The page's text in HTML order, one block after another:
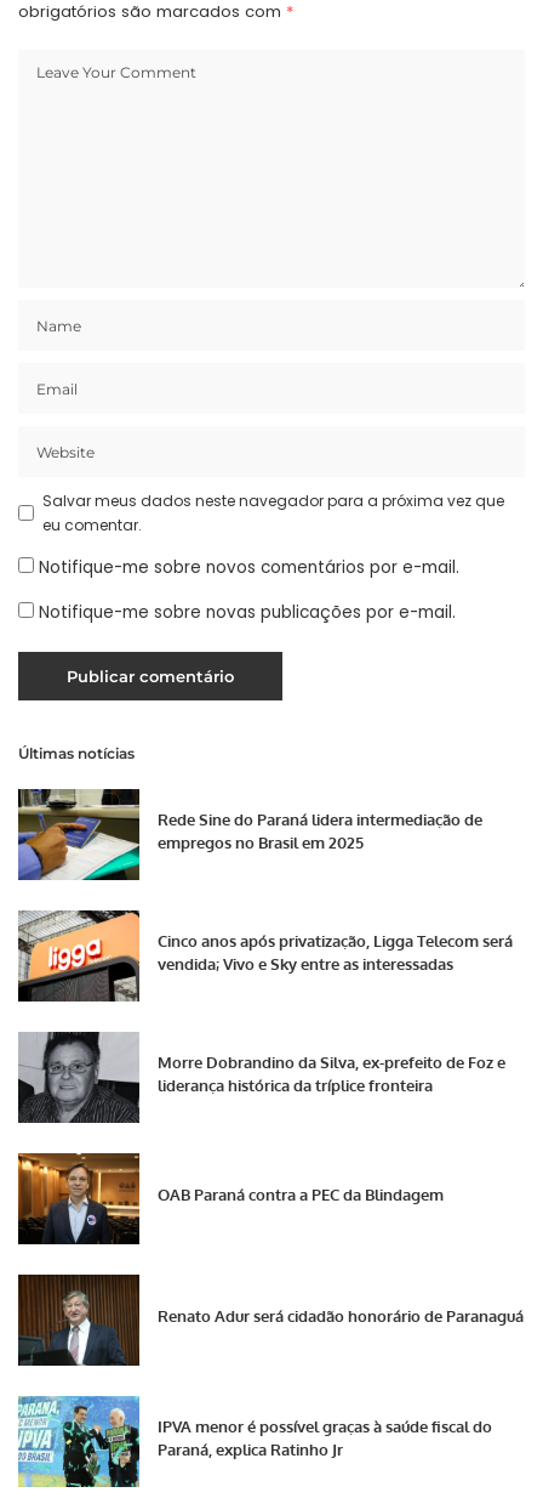
obrigatórios são marcados com *
Salvar meus dados neste navegador para a próxima vez que
eu comentar.
Notifique-me sobre novos comentários por e-mail.
Notifique-me sobre novas publicações por e-mail.
Últimas notícias
Rede Sine do Paraná lidera intermediação de
empregos no Brasil em 2025
Cinco anos após privatização, Ligga Telecom será
vendida; Vivo e Sky entre as interessadas
Morre Dobrandino da Silva, ex-prefeito de Foz e
liderança histórica da tríplice fronteira
OAB Paraná contra a PEC da Blindagem
Renato Adur será cidadão honorário de Paranaguá
IPVA menor é possível graças à saúde fiscal do
Paraná, explica Ratinho Jr